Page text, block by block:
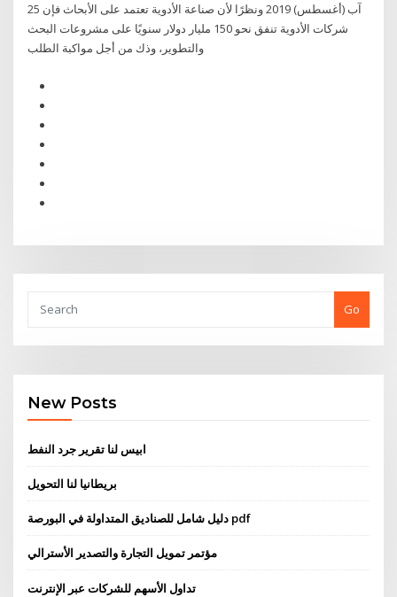
25 آب (أغسطس) 2019 ونظرًا لأن صناعة الأدوية تعتمد على الأبحاث فإن
شركات الأدوية تنفق نحو 150 مليار دولار سنويًا على مشروعات البحث
Go
New Posts
ابيس لنا تقرير جرد النفط
بريطانيا لنا التحويل
دليل شامل للصناديق المتداولة في البورصة pdf
مؤتمر تمويل التجارة والتصدير الأسترالي
تداول الأسهم للشركات عبر الإنترنت